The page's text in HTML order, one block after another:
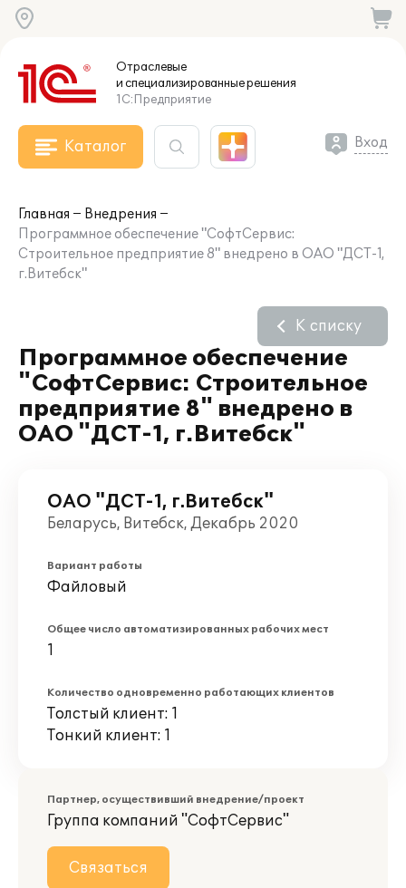
Отраслевые
и специализированныерешения
1С:Предприятие
Каталог Вход
Главная
Внедрения
Программное обеспечение "СофтСервис:
Строительное предприятие 8" внедрено в ОАО "ДСТ-1,
г.Витебск"
Программное обеспечение
"СофтСервис: Строительное
предприятие 8" внедрено в
ОАО "ДСТ-1, г.Витебск"
К списку
ОАО "ДСТ-1, г.Витебск"
Беларусь, Витебск, Декабрь 2020
Вариант работы
Файловый
Общее число автоматизированных рабочих мест
1
Количество одновременно работающих клиентов
Толстый клиент: 1
Тонкий клиент: 1
Партнер, осуществивший внедрение/проект
Группа компаний "СофтСервис"
Связаться